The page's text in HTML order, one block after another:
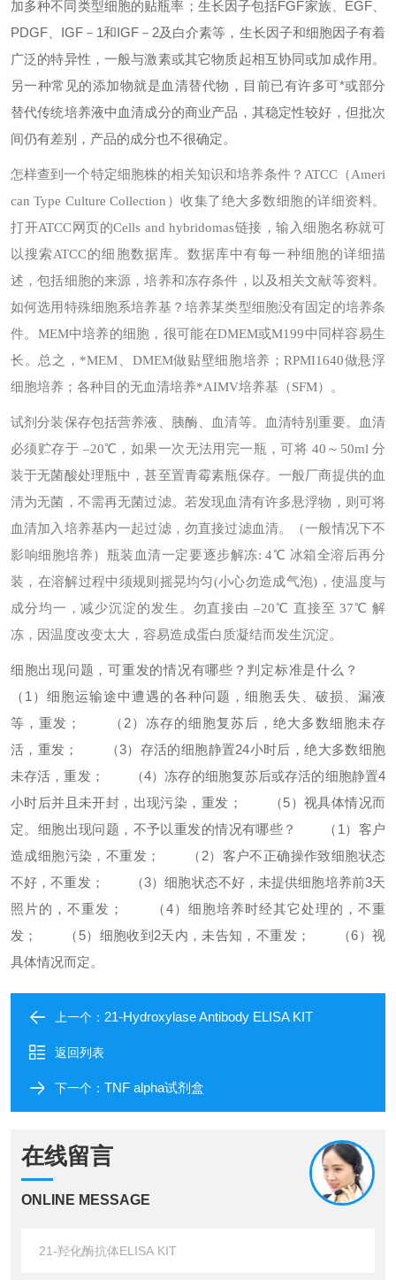
加多种不同类型细胞的贴瓶率；生长因子包括FGF家族、EGF、
PDGF、IGF－1和IGF－2及白介素等，生长因子和细胞因子有着
广泛的特异性，一般与激素或其它物质起相互协同或加成作用。
另一种常见的添加物就是血清替代物，目前已有许多可*或部分
替代传统培养液中血清成分的商业产品，其稳定性较好，但批次
间仍有差别，产品的成分也不很确定。
怎样查到一个特定细胞株的相关知识和培养条件？ ATCC（Ameri
can Type Culture Collection）收集了绝大多数细胞的详细资料。
打开ATCC网页的Cells and hybridomas链接，输入细胞名称就可
以搜索ATCC的细胞数据库。数据库中有每一种细胞的详细描
述，包括细胞的来源，培养和冻存条件，以及相关文献等资料。
如何选用特殊细胞系培养基？ 培养某类型细胞没有固定的培养条
件。MEM中培养的细胞，很可能在DMEM或M199中同样容易生
长。总之，*MEM、DMEM做贴壁细胞培养；RPMI1640做悬浮
细胞培养；各种目的无血清培养*AIMV培养基（SFM）。
试剂分装保存包括营养液、胰酶、血清等。
血清特别重要。血清
必须贮存于 –20℃，如果一次无法用完一瓶，可将 40～50ml 分
装于无菌酸处理瓶中，甚至置青霉素瓶保存。一般厂商提供的血
清为无菌，不需再无菌过滤。若发现血清有许多悬浮物，则可将
血清加入培养基内一起过滤，勿直接过滤血清。（一般情况下不
影响细胞培养） 瓶装血清一定要逐步解冻: 4℃ 冰箱全溶后再分
装，在溶解过程中须规则摇晃均匀(小心勿造成气泡)，使温度与
成分均一，减少沉淀的发生。勿直接由 –20℃ 直接至 37℃ 解
冻，因温度改变太大，容易造成蛋白质凝结而发生沉淀。
细胞出现问题，可重发的情况有哪些？判定标准是什么？
（1）细胞运输途中遭遇的各种问题，细胞丢失、破损、漏液
等，重发；
（2）冻存的细胞复苏后，绝大多数细胞未存
活，重发；
（3）存活的细胞静置24小时后，绝大多数细胞
未存活，重发；
（4）冻存的细胞复苏后或存活的细胞静置4
小时后并且未开封，出现污染，重发；
（5）视具体情况而
定。 细胞出现问题，不予以重发的情况有哪些？
（1）客户
造成细胞污染，不重发；
（2）客户不正确操作致细胞状态
不好，不重发；
（3）细胞状态不好，未提供细胞培养前3天
照片的，不重发；
（4）细胞培养时经其它处理的，不重
发；
（5）细胞收到2天内，未告知，不重发；
（6）视
具体情况而定。
上一个： 21-Hydroxylase Antibody ELISA KIT
返回列表
下一个： TNF alpha试剂盒
在线留言
ONLINE MESSAGE